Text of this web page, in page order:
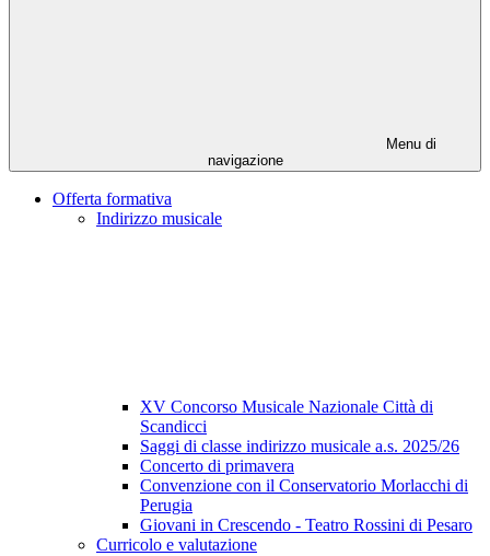
Menu di
navigazione
Offerta formativa
Indirizzo musicale
XV Concorso Musicale Nazionale Città di
Scandicci
Saggi di classe indirizzo musicale a.s. 2025/26
Concerto di primavera
Convenzione con il Conservatorio Morlacchi di
Perugia
Giovani in Crescendo - Teatro Rossini di Pesaro
Curricolo e valutazione